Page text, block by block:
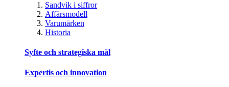
Sandvik i siffror
Affärsmodell
Varumärken
Historia
Syfte och strategiska mål
Expertis och innovation